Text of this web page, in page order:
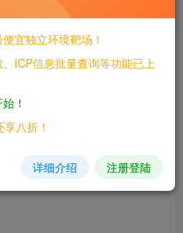
转载。
宜独立环境靶场！
ICP信息批量查询等功能已上
！
八折！
详细介绍 注册登陆